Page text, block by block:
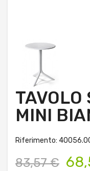
TAVOLO
MINI
Riferimento:
83,57 €